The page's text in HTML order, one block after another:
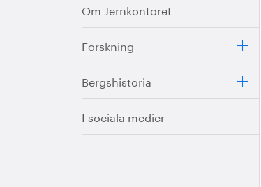
Om Jernkontoret
Forskning
Bergshistoria
I sociala medier